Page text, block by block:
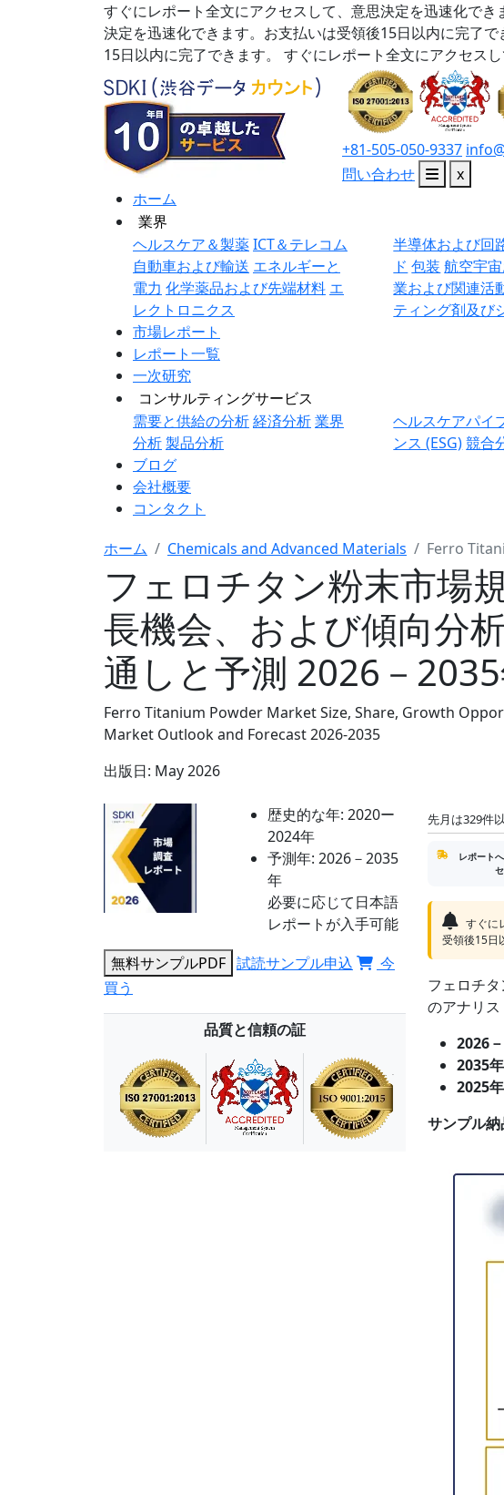
すぐにレポート全文にアクセスして、意思決定を迅速化でき
決定を迅速化できます。お支払いは受領後15日以内に完了で
15日以内に完了できます。
すぐにレポート全文にアクセス
+81-505-050-9337
問い合わせ
x
ホーム
業界
ヘルスケア＆製薬ICT＆テレコム
自動車および輸送 エネルギーと
電力 化学薬品および先端材料 エ
レクトロニクス
半導体および回
ド 包装 航空宇
業および関連活
ティング剤及び
市場レポート
レポート一覧
一次研究
コンサルティングサービス
需要と供給の分析経済分析業界
分析製品分析
ヘルスケアパイ
ンス (ESG)競合
ブログ
会社概要
コンタクト
ホーム Chemicals and Advanced Materials Ferro
フェロチタン粉末市場
長機会、および傾向分
通しと予測 2026－
Ferro Titanium Powder Market Size, Share, Growth
Market Outlook and Forecast 2026-2035
出版日: May 2026
歴史的な年: 2020ー
2024年
予測年: 2026－2035
年
必要に応じて日本語
レポートが入手可能
無料サンプルPDF 試読サンプル申込
今
買う
品質と信頼の証
先月は329件
レポート
すぐに
受領後15日
フェロチ
のアナリ
2026
2035
2025
サンプル